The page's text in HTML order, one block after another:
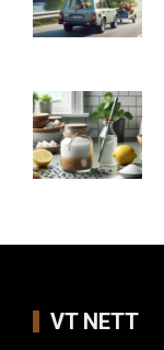
VT NETT